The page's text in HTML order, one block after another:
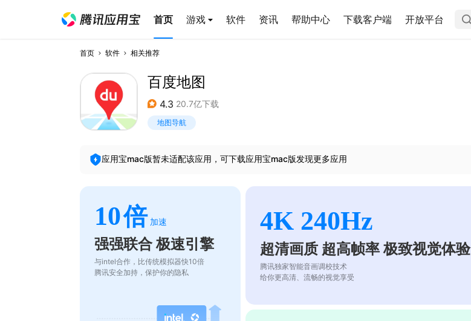
首页 游戏 软件 资讯 帮助中心 下载客户端 开放平台
首页 软件 相关推荐
百度地图
4.3 20.7亿下载
地图导航
应用宝mac版暂未适配该应用，可下载应用宝mac版发现更多应用
10倍 加速
强强联合 极速引擎
与intel合作，比传统模拟器快10倍
腾讯安全加持，保护你的隐私
4K 240Hz
超清画质 超高帧率 极致视觉体验
腾讯独家智能音画调校技术
给你更高清、流畅的视觉享受